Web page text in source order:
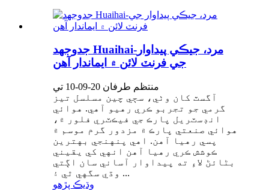
جدوجهد Huaihai-مرد، جيڪي پيداوار
جي فرنٽ لائن ۾ ايماندار آهن
منتظم طرفان 20-09-10 تي
آگسٽ کان وٺي، سڄي چين مسلسل تيز
گرمي جو تجربو ڪري رهيو آهي. هوائي
انڊسٽريل پارڪ جي فيڪٽري فلور ۾،
هوائي صنعتي پارڪ ۾ مزدور گرم موسم ۾
پسي رهيا آهن. اهي پنهنجي بهترين
ڪوشش ڪري رهيا آهن انهي کي يقيني
بڻائڻ لاءِ ته پيداوار آساني سان اڳتي
وڌي سگهي ٿي ۽ ...
وڌيڪ پڙهو